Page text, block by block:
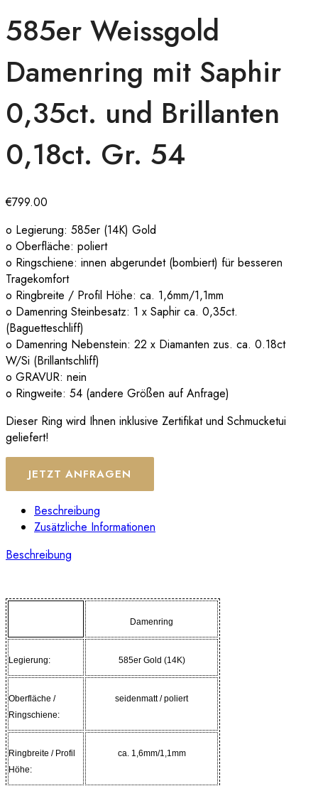
585er Weissgold
Damenring mit Saphir
0,35ct. und Brillanten
0,18ct. Gr. 54
€799.00
o Legierung: 585er (14K) Gold
o Oberfläche: poliert
o Ringschiene: innen abgerundet (bombiert) für besseren
Tragekomfort
o Ringbreite / Profil Höhe: ca. 1,6mm/1,1mm
o Damenring Steinbesatz: 1 x Saphir ca. 0,35ct.
(Baguetteschliff)
o Damenring Nebenstein: 22 x Diamanten zus. ca. 0.18ct
W/Si (Brillantschliff)
o GRAVUR: nein
o Ringweite: 54 (andere Größen auf Anfrage)
Dieser Ring wird Ihnen inklusive Zertifikat und Schmucketui
geliefert!
JETZT ANFRAGEN
Beschreibung
Zusätzliche Informationen
Beschreibung
Damenring
Legierung: 585er Gold (14K)
Oberfläche /
Ringschiene:
seidenmatt / poliert
Ringbreite / Profil
Höhe:
ca. 1,6mm/1,1mm